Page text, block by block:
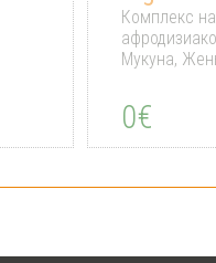
Комплекс
Мукуна,
0€